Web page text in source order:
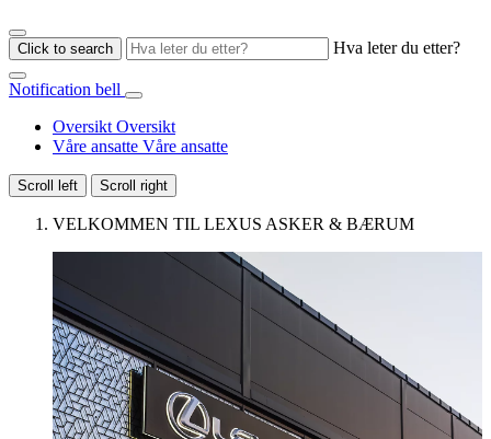
Click to search Hva leter du etter?
Notification bell
Oversikt Oversikt
Våre ansatte Våre ansatte
Scroll left Scroll right
VELKOMMEN TIL LEXUS ASKER & BÆRUM